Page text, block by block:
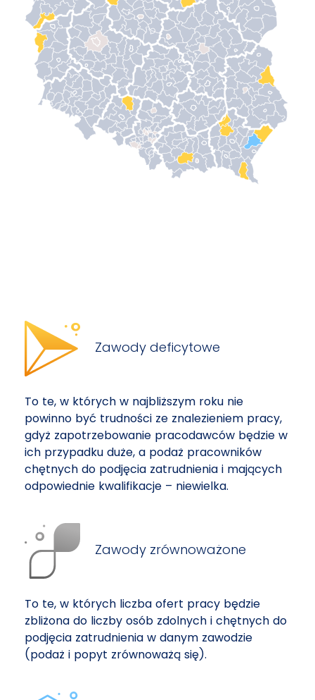
Zawody deficytowe
To te, w których w najbliższym roku nie
powinno być trudności ze znalezieniem pracy,
gdyż zapotrzebowanie pracodawców będzie w
ich przypadku duże, a podaż pracowników
chętnych do podjęcia zatrudnienia i mających
odpowiednie kwalifikacje – niewielka.
Zawody zrównoważone
To te, w których liczba ofert pracy będzie
zbliżona do liczby osób zdolnych i chętnych do
podjęcia zatrudnienia w danym zawodzie
(podaż i popyt zrównoważą się).